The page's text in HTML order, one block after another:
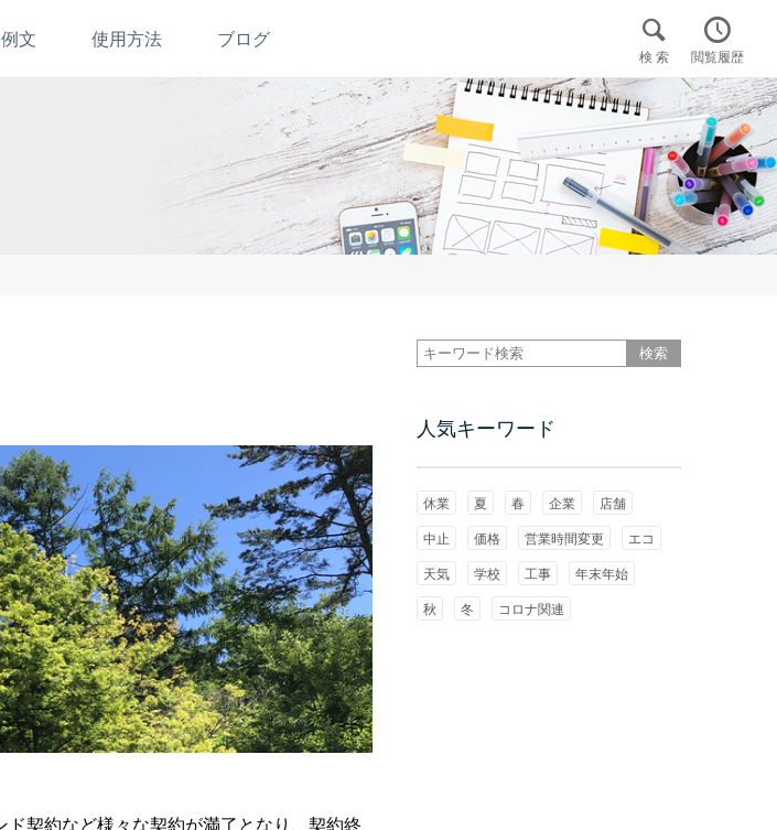

検 索

閲覧履歴
文 使用方法 ブログ

契約など様々な契約が満了となり、契約終
人気キーワード
休業 夏 春 企業
店舗
中止
価格 営業時間変更
エコ
天気
学校 工事
年末年始
秋
冬 コロナ関連